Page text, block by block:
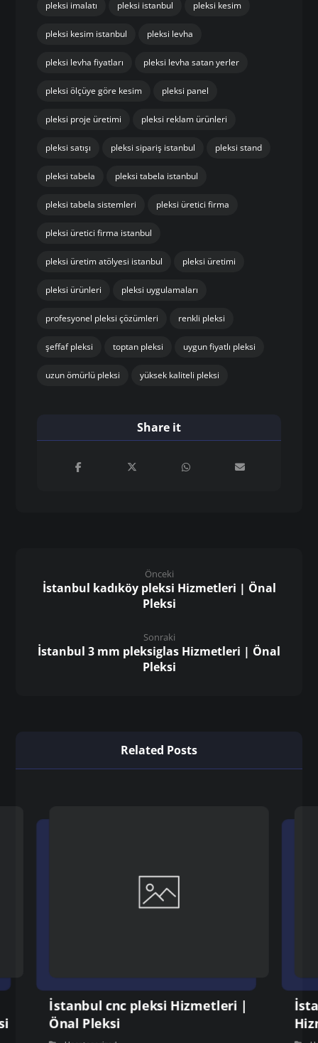
pleksi imalatı pleksi istanbul pleksi kesim
pleksi kesim istanbul pleksi levha
pleksi levha fiyatları pleksi levha satan yerler
pleksi ölçüye göre kesim pleksi panel
pleksi proje üretimi pleksi reklam ürünleri
pleksi satışı pleksi sipariş istanbul pleksi stand
pleksi tabela pleksi tabela istanbul
pleksi tabela sistemleri pleksi üretici firma
pleksi üretici firma istanbul
pleksi üretim atölyesi istanbul pleksi üretimi
pleksi ürünleri pleksi uygulamaları
profesyonel pleksi çözümleri renkli pleksi
şeffaf pleksi toptan pleksi uygun fiyatlı pleksi
uzun ömürlü pleksi yüksek kaliteli pleksi
Önceki
İstanbul kadıköy pleksi Hizmetleri | Önal
Pleksi
Sonraki
İstanbul 3 mm pleksiglas Hizmetleri | Önal
Pleksi
Related Posts
İstanbul cnc pleksi Hizmetleri |
Önal Pleksi